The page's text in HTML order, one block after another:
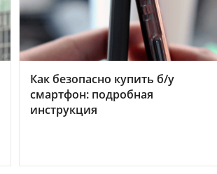
Как безопасно купить б/у
смартфон: подробная
инструкция